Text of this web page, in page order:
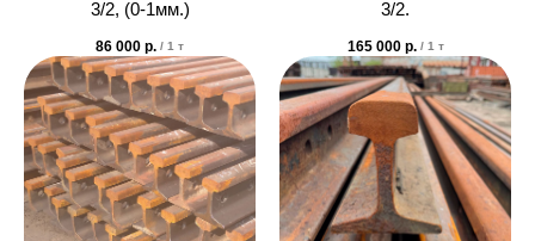
3/2, (0-1мм.)
86 000 р. / 1 т
3/2.
165 000 р. / 1 т